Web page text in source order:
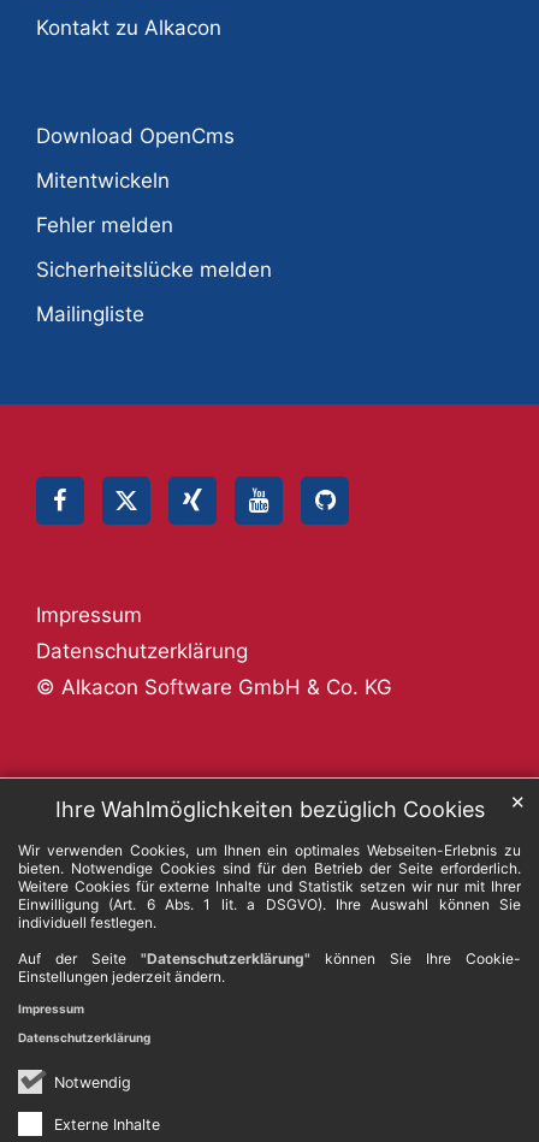
Ihre Wahlmöglichkeiten bezüglich Cookies
Wir verwenden Cookies, um Ihnen ein optimales Webseiten-Erlebnis zu
bieten. Notwendige Cookies sind für den Betrieb der Seite erforderlich.
Weitere Cookies für externe Inhalte und Statistik setzen wir nur mit Ihrer
Einwilligung (Art. 6 Abs. 1 lit. a DSGVO). Ihre Auswahl können Sie
individuell festlegen.
Auf der Seite "Datenschutzerklärung" können Sie Ihre Cookie-
Einstellungen jederzeit ändern.
Notwendig
Externe Inhalte
✕
Impressum
Datenschutzerklärung
Kontakt zu Alkacon
Download OpenCms
Mitentwickeln
Fehler melden
Sicherheitslücke melden
Mailingliste
© Alkacon Software GmbH & Co. KG
Datenschutzerklärung
Impressum